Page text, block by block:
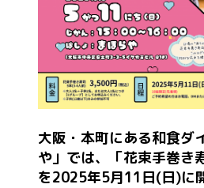
大阪・本町にある和食ダ
や」では、「花束手巻き
を2025年5月11日(日)に